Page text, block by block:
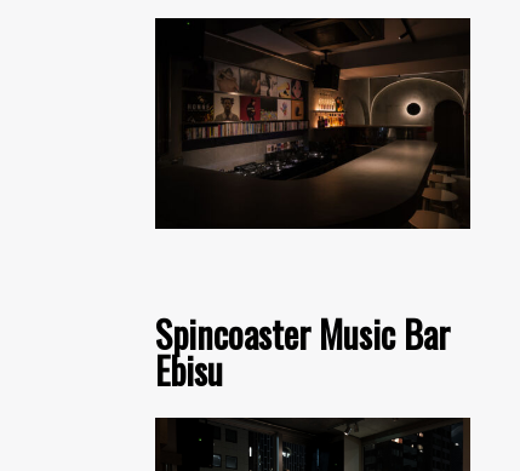
Spincoaster Music Bar
Ebisu